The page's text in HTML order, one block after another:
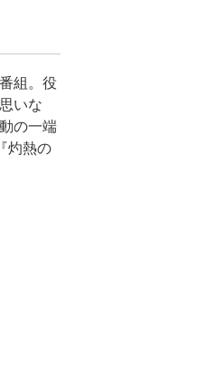
組。役
いな
の一端
灼熱の